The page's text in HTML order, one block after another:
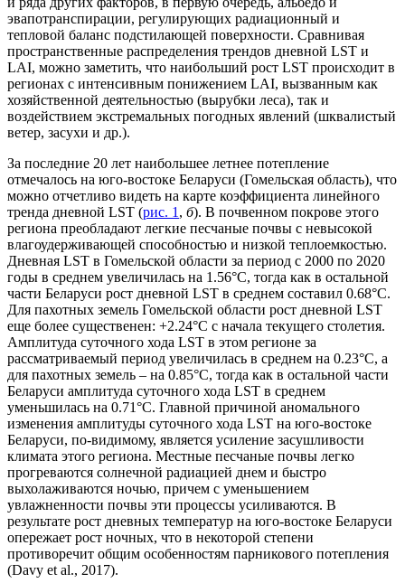
эвапотранспирации, регулирующих радиационный и
тепловой баланс подстилающей поверхности. Сравнивая
пространственные распределения трендов дневной LST и
LAI, можно заметить, что наибольший рост LST происходит в
регионах с интенсивным понижением LAI, вызванным как
хозяйственной деятельностью (вырубки леса), так и
воздействием экстремальных погодных явлений (шквалистый
ветер, засухи и др.).
За последние 20 лет наибольшее летнее потепление
отмечалось на юго-востоке Беларуси (Гомельская область), что
можно отчетливо видеть на карте коэффициента линейного
тренда дневной LST (рис. 1 , б). В почвенном покрове этого
региона преобладают легкие песчаные почвы с невысокой
влагоудерживающей способностью и низкой теплоемкостью.
Дневная LST в Гомельской области за период с 2000 по 2020
годы в среднем увеличилась на 1.56°С, тогда как в остальной
части Беларуси рост дневной LST в среднем составил 0.68°С.
Для пахотных земель Гомельской области рост дневной LST
еще более существенен: +2.24°C с начала текущего столетия.
Амплитуда суточного хода LST в этом регионе за
рассматриваемый период увеличилась в среднем на 0.23°С, а
для пахотных земель – на 0.85°С, тогда как в остальной части
Беларуси амплитуда суточного хода LST в среднем
уменьшилась на 0.71°С. Главной причиной аномального
изменения амплитуды суточного хода LST на юго-востоке
Беларуси, по-видимому, является усиление засушливости
климата этого региона. Местные песчаные почвы легко
прогреваются солнечной радиацией днем и быстро
выхолаживаются ночью, причем с уменьшением
увлажненности почвы эти процессы усиливаются. В
результате рост дневных температур на юго-востоке Беларуси
опережает рост ночных, что в некоторой степени
противоречит общим особенностям парникового потепления
(Davy et al., 2017).